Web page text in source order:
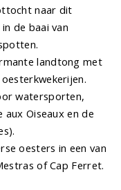
naar dit
de baai van
landtong met
watersporten,
Oiseaux en de
oesters in een van
of Cap Ferret.